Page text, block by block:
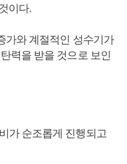
이다.
가와 계절적인 성수기가
력을 받을 것으로 보인
가 순조롭게 진행되고